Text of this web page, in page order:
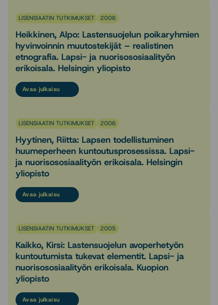
LISENSIAATIN TUTKIMUKSET 2006
Heikkinen, Alpo: Lastensuojelun poikaryhmien
hyvinvoinnin muutostekijät – realistinen
etnografia. Lapsi- ja nuorisososiaalityön
erikoisala. Helsingin yliopisto
Avaa julkaisu
LISENSIAATIN TUTKIMUKSET 2006
Hyytinen, Riitta: Lapsen todellistuminen
huumeperheen kuntoutusprosessissa. Lapsi-
ja nuorisososiaalityön erikoisala. Helsingin
yliopisto
Avaa julkaisu
LISENSIAATIN TUTKIMUKSET 2005
Kaikko, Kirsi: Lastensuojelun avoperhetyön
kuntoutumista tukevat elementit. Lapsi- ja
nuorisososiaalityön erikoisala. Kuopion
yliopisto
Avaa julkaisu